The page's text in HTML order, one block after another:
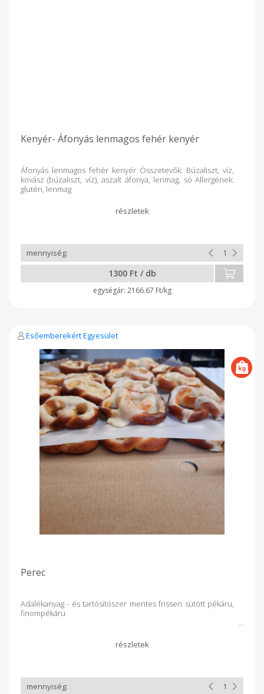
Kenyér- Áfonyás lenmagos fehér kenyér
Áfonyás lenmagos fehér kenyér Összetevők: Búzaliszt, víz,
kovász (búzaliszt, víz), aszalt áfonya, lenmag, só Allergének:
glutén, lenmag
1300 Ft / db
2166.67 Ft/kg
Esőemberekért Egyesület
Perec
Adalékanyag - és tartósítószer mentes frissen sütött pékáru,
finompékáru